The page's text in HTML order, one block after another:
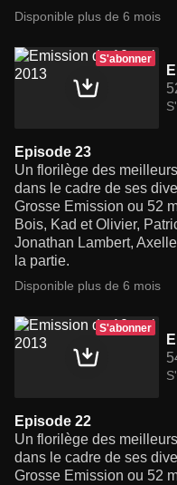
Disponible plus de 6 mois
S'abonner
Episode 23
Un florilège des
dans le cadre de ses
Grosse Emission ou 52
Bois, Kad et Olivier,
Jonathan Lambert,
la partie.
Disponible plus de 6 mois
S'abonner
Episode 22
Un florilège des
dans le cadre de ses
Grosse Emission ou 52